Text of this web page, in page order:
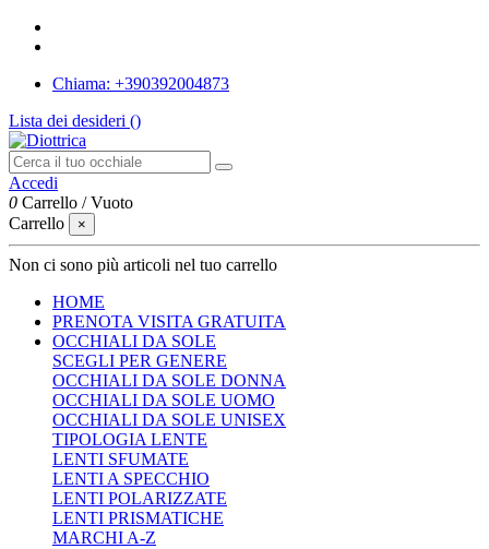
Chiama: +390392004873
Lista dei desideri ()
Accedi
0 Carrello /Vuoto
Carrello
×
Non ci sono più articoli nel tuo carrello
HOME
PRENOTA VISITA GRATUITA
OCCHIALI DA SOLE
SCEGLI PER GENERE
OCCHIALI DA SOLE DONNA
OCCHIALI DA SOLE UOMO
OCCHIALI DA SOLE UNISEX
TIPOLOGIA LENTE
LENTI SFUMATE
LENTI A SPECCHIO
LENTI POLARIZZATE
LENTI PRISMATICHE
MARCHI A-Z